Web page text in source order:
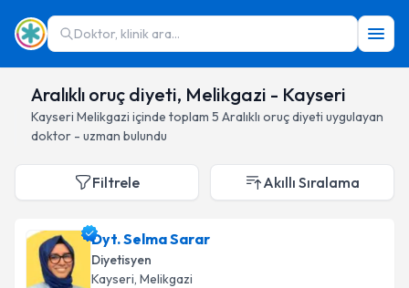
Doktor, klinik ara...
Aralıklı oruç diyeti, Melikgazi - Kayseri
Kayseri Melikgazi içinde toplam 5 Aralıklı oruç diyeti uygulayan
doktor - uzman bulundu
Filtrele Akıllı Sıralama
Dyt. Selma Sarar
Diyetisyen
Kayseri, Melikgazi